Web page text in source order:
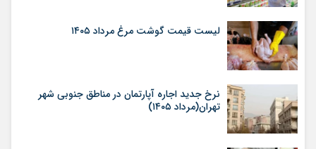
لیست قیمت گوشت مرغ مرداد ۱۴۰۵
نرخ جدید اجاره آپارتمان در مناطق جنوبی شهر
تهران(مرداد ۱۴۰۵)